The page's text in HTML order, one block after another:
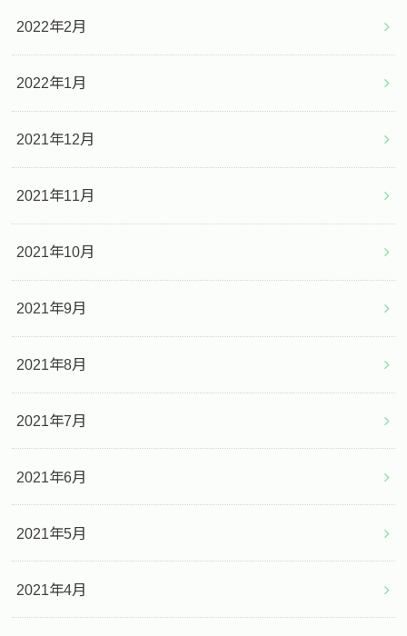
2022年2月
2022年1月
2021年12月
2021年11月
2021年10月
2021年9月
2021年8月
2021年7月
2021年6月
2021年5月
2021年4月